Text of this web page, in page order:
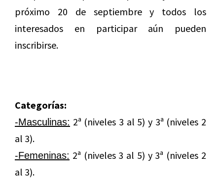
próximo 20 de septiembre y todos los
interesados en participar aún pueden
inscribirse.
Categorías:
-Masculinas: 2ª (niveles 3 al 5) y 3ª (niveles 2
al 3).
-Femeninas: 2ª (niveles 3 al 5) y 3ª (niveles 2
al 3).